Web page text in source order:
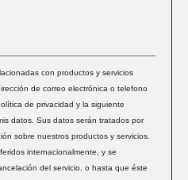
con productos y servicios
de correo electrónica o telefono
de privacidad y la siguiente
datos. Sus datos serán tratados por
sobre nuestros productos y servicios.
internacionalmente, y se
del servicio, o hasta que éste